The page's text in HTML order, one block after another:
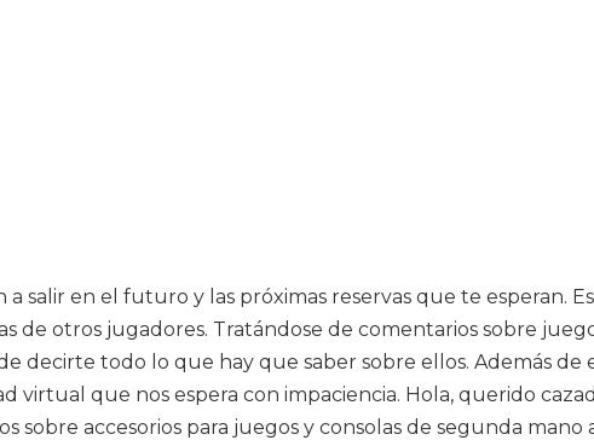
a salir en el futuro y las próximas reservas que te
de otros jugadores. Tratándose de comentarios sobre
todo lo que hay que saber sobre ellos. Además de
virtual que nos espera con impaciencia. Hola, querido
sobre accesorios para juegos y consolas de segunda mano